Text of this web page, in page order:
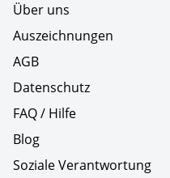
Über uns
Auszeichnungen
AGB
Datenschutz
FAQ / Hilfe
Blog
Soziale Verantwortung